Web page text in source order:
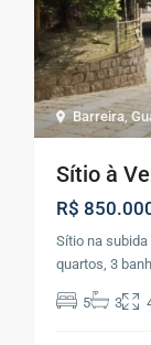
Barreira,
Sítio à
R$
Sítio na
quartos, 3
5 3